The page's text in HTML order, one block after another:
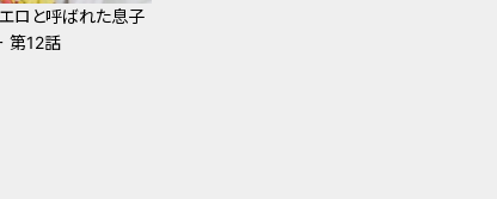
エロと呼ばれた息子
第12話